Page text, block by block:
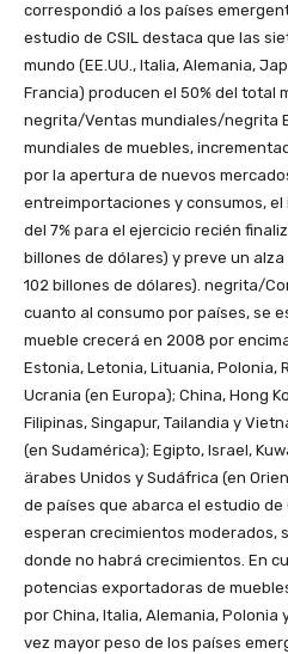
correspondió a los países
estudio de CSIL destaca que las
mundo (EE.UU., Italia, Alemania,
Francia) producen el 50% del total
negrita/Ventas mundiales/negrita
mundiales de muebles,
por la apertura de nuevos
entreimportaciones y consumos,
del 7% para el ejercicio recién
billones de dólares) y preve un
102 billones de dólares). negrita/
cuanto al consumo por países, se
mueble crecerá en 2008 por
Estonia, Letonia, Lituania, Polonia,
Ucrania (en Europa); China, Hong
Filipinas, Singapur, Tailandia y
(en Sudamérica); Egipto, Israel,
ärabes Unidos y Sudáfrica (en
de países que abarca el estudio
esperan crecimientos moderados,
donde no habrá crecimientos. En
potencias exportadoras de
por China, Italia, Alemania, Polonia
vez mayor peso de los países